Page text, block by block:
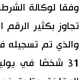
الأقسام
صور
أشخاص
الأكثر تفاعلا
اللغة اليابانية
وفقا لوكالة
والذي تم تسجيله
31 شخصًا في